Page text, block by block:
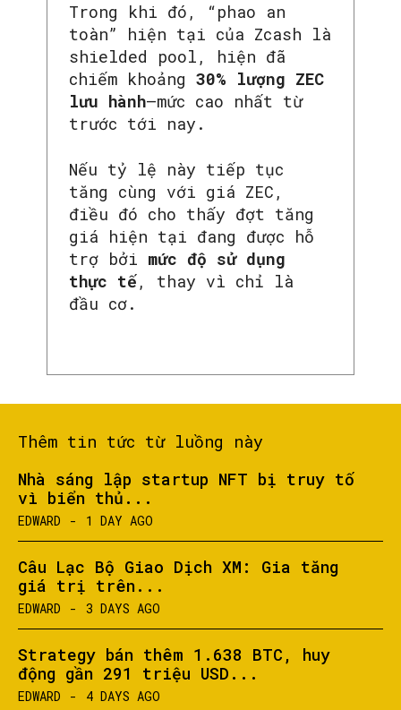
Trong khi đó, “phao an
toàn” hiện tại của Zcash là
shielded pool, hiện đã
chiếm khoảng 30% lượng ZEC
lưu hành—mức cao nhất từ
trước tới nay.
Nếu tỷ lệ này tiếp tục
tăng cùng với giá ZEC,
điều đó cho thấy đợt tăng
giá hiện tại đang được hỗ
trợ bởi mức độ sử dụng
thực tế, thay vì chỉ là
đầu cơ.
Thêm tin tức từ luồng này
Nhà sáng lập startup NFT bị truy tố
vì biển thủ...
EDWARD - 1 DAY AGO
Câu Lạc Bộ Giao Dịch XM: Gia tăng
giá trị trên...
EDWARD - 3 DAYS AGO
Strategy bán thêm 1.638 BTC, huy
động gần 291 triệu USD...
EDWARD - 4 DAYS AGO